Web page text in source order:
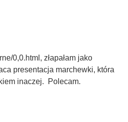
0,0.html, złapałam jako
presentacja marchewki, która
inaczej. Polecam.